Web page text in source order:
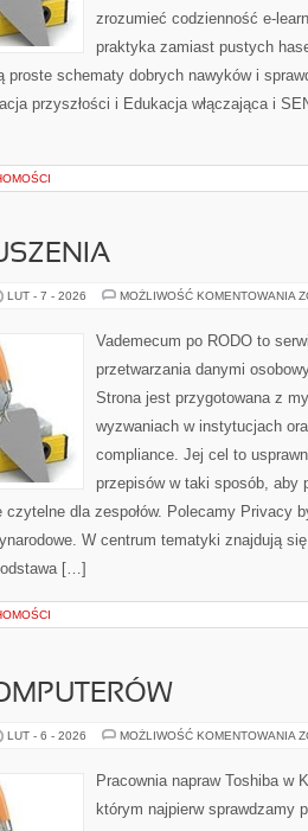
zrozumieć codzienność e-
praktyka zamiast pustych
proste schematy dobrych nawyków i
przyszłości i Edukacja włączająca i
LUT - 7 - 2026 MOŻLIWOŚĆ KOMENTOWANIA
Vademecum po RODO to
przetwarzania danymi
Strona jest przygotowana z
wyzwaniach w instytucjach
compliance. Jej cel to
przepisów w taki sposób, aby
czytelne dla zespołów. Polecamy Privacy
W centrum tematyki znajdują się
[…]
LUT - 6 - 2026 MOŻLIWOŚĆ KOMENTOWANIA
Pracownia napraw Toshiba w
którym najpierw sprawdzamy